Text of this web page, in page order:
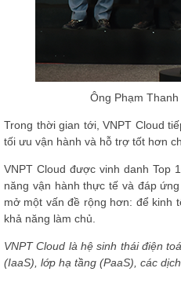
Ông Phạm
Trong thời gian tới, VNPT Cloud
tối ưu vận hành và hỗ trợ tốt hơn
VNPT Cloud được vinh danh Top
năng vận hành thực tế và đáp
mở một vấn đề rộng hơn: để kinh
khả năng làm chủ.
VNPT Cloud là hệ sinh thái điện
(IaaS), lớp hạ tầng (PaaS), các